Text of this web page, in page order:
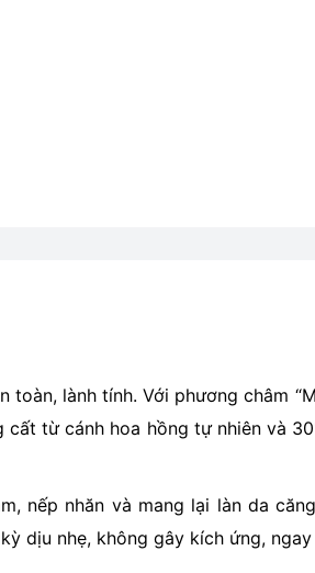
lành tính. Với phương châm
từ cánh hoa hồng tự nhiên và
nếp nhăn và mang lại làn da
dịu nhẹ, không gây kích ứng,